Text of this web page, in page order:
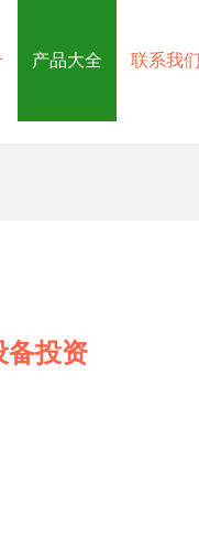
产品大全 联系我们
备投资